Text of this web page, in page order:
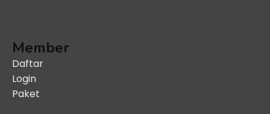
Member
Daftar
Login
Paket